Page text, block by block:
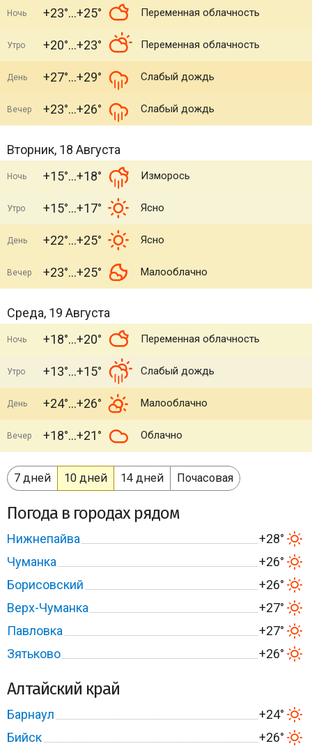
Ночь +23° +25° Переменная облачность
Утро +20° +23° Переменная облачность
День +27° +29° Слабый дождь
Вечер +23° +26° Слабый дождь
Вторник, 18 Августа
Ночь +15° +18° Изморось
Утро +15° +17° Ясно
День +22° +25° Ясно
Вечер +23° +25° Малооблачно
Среда, 19 Августа
Ночь +18° +20° Переменная облачность
Утро +13° +15° Слабый дождь
День +24° +26° Малооблачно
Вечер +18° +21° Облачно
7 дней 10 дней 14 дней Почасовая
Погода в городах рядом
Нижнепайва
+28°
Чуманка
+26°
Борисовский
+26°
Верх-Чуманка
+27°
Павловка
+27°
Зятьково
+26°
Алтайский край
Барнаул
+24°
Бийск
+26°